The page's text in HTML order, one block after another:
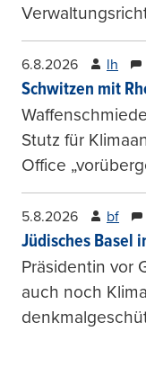
6.8.2026 lh
Schwitzen mit
Stutz für
Office
5.8.2026 bf
Jüdisches Basel
Präsidentin vor
auch noch